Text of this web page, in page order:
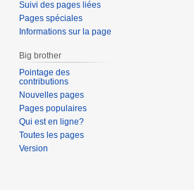
Suivi des pages liées
Pages spéciales
Informations sur la page
Big brother
Pointage des
contributions
Nouvelles pages
Pages populaires
Qui est en ligne?
Toutes les pages
Version